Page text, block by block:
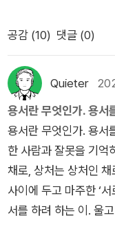
느낌은 그렇다. 실력
런 일들을 처리하느라
으로 고맙다. 특히 모
구본창 작가의 사진이
같다. 요즘 책들은 참으
인간은 자라서 노인이
것은 없으니까. 영원이
모른다. 우리와 동시대
않은 사람들이 아니라,
는 것은 오래되어가는
젊은작가상 수상작품
엽, 장류진, 장희원 지
디어고요함 동물 : 박솔
이마무라 나쓰코 장편
조원효, 최백규 시집 /
는 60편의 사랑이야
준 산문집 / 문학동네
겨레출판소설의 순간
박은정 시집 (민음의
쿠 지음 / 북플라자오
공감 (10) 댓글 (0)
Quieter
용서란 무엇인가. 용서
용서란 무엇인가. 용서
한 사람과 잘못을 기억
채로, 상처는 상처인
사이에 두고 마주한 ‘
서를 하려 하는 이. 울